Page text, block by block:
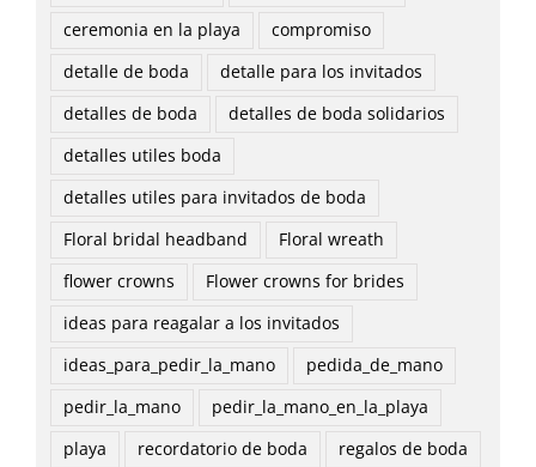
ceremonia en la playa
compromiso
detalle de boda
detalle para los invitados
detalles de boda
detalles de boda solidarios
detalles utiles boda
detalles utiles para invitados de boda
Floral bridal headband
Floral wreath
flower crowns
Flower crowns for brides
ideas para reagalar a los invitados
ideas_para_pedir_la_mano
pedida_de_mano
pedir_la_mano
pedir_la_mano_en_la_playa
playa
recordatorio de boda
regalos de boda